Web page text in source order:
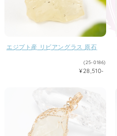
エジプト産 リビアングラス 原石
(25-0186)
¥28,510-